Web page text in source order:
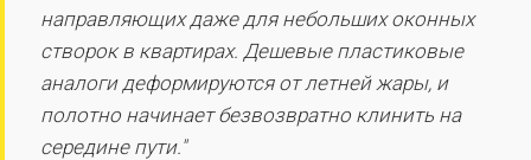
направляющих даже для небольших оконных
створок в квартирах. Дешевые пластиковые
аналоги деформируются от летней жары, и
полотно начинает безвозвратно клинить на
середине пути."